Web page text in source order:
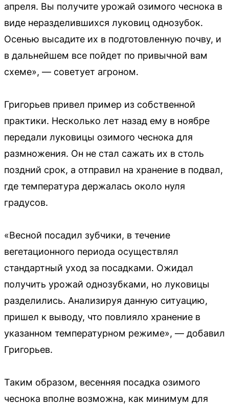
апреля. Вы получите урожай озимого чеснока в
виде неразделившихся луковиц однозубок.
Осенью высадите их в подготовленную почву, и
в дальнейшем все пойдет по привычной вам
схеме», — советует агроном.
Григорьев привел пример из собственной
практики. Несколько лет назад ему в ноябре
передали луковицы озимого чеснока для
размножения. Он не стал сажать их в столь
поздний срок, а отправил на хранение в подвал,
где температура держалась около нуля
градусов.
«Весной посадил зубчики, в течение
вегетационного периода осуществлял
стандартный уход за посадками. Ожидал
получить урожай однозубками, но луковицы
разделились. Анализируя данную ситуацию,
пришел к выводу, что повлияло хранение в
указанном температурном режиме», — добавил
Григорьев.
Таким образом, весенняя посадка озимого
чеснока вполне возможна, как минимум для